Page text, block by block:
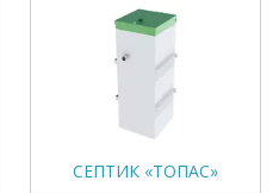
СЕПТИК «ТОПАС»